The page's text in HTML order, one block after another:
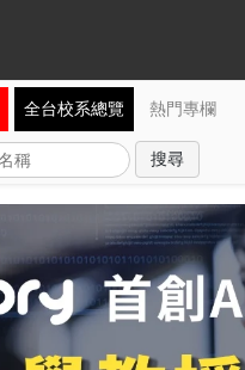
全台校系總覽 熱門專欄